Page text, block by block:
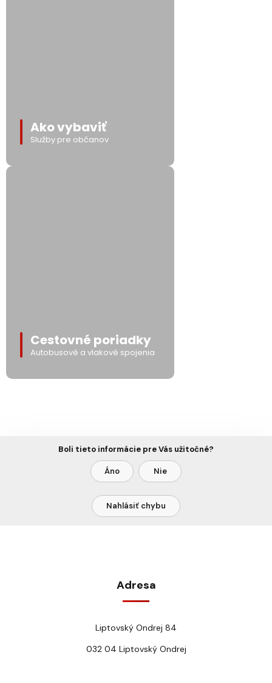
Ako vybaviť
Služby pre občanov
Cestovné poriadky
Autobusové a vlakové spojenia
Boli tieto informácie pre Vás užitočné?
Áno Nie
Nahlásiť chybu
Adresa
Liptovský Ondrej 84
032 04 Liptovský Ondrej